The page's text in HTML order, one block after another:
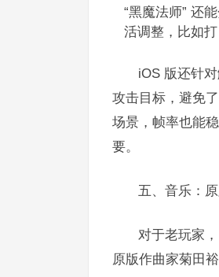
“黑魔法师” 还
活调整，比如打
iOS 版还针
攻击目标，避免
场景，帧率也能
要。​
五、音乐：
对于老玩家
原版作曲家菊田